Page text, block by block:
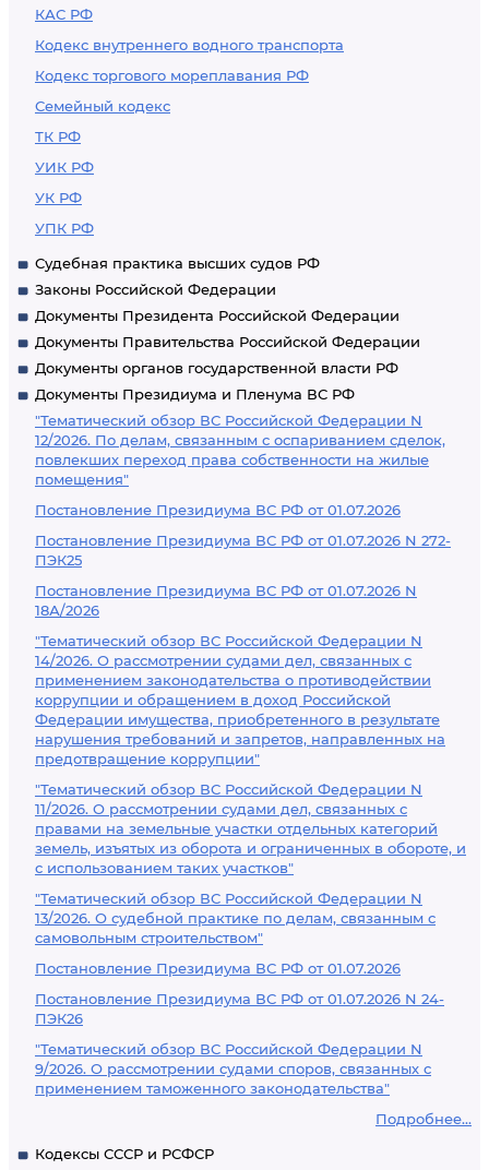
КАС РФ
Кодекс внутреннего водного транспорта
Кодекс торгового мореплавания РФ
Семейный кодекс
ТК РФ
УИК РФ
УК РФ
УПК РФ
Судебная практика высших судов РФ
Законы Российской Федерации
Документы Президента Российской Федерации
Документы Правительства Российской Федерации
Документы органов государственной власти РФ
Документы Президиума и Пленума ВС РФ
"Тематический обзор ВС Российской Федерации N
12/2026. По делам, связанным с оспариванием сделок,
повлекших переход права собственности на жилые
помещения"
Постановление Президиума ВС РФ от 01.07.2026
Постановление Президиума ВС РФ от 01.07.2026 N 272-
ПЭК25
Постановление Президиума ВС РФ от 01.07.2026 N
18А/2026
"Тематический обзор ВС Российской Федерации N
14/2026. О рассмотрении судами дел, связанных с
применением законодательства о противодействии
коррупции и обращением в доход Российской
Федерации имущества, приобретенного в результате
нарушения требований и запретов, направленных на
предотвращение коррупции"
"Тематический обзор ВС Российской Федерации N
11/2026. О рассмотрении судами дел, связанных с
правами на земельные участки отдельных категорий
земель, изъятых из оборота и ограниченных в обороте, и
с использованием таких участков"
"Тематический обзор ВС Российской Федерации N
13/2026. О судебной практике по делам, связанным с
самовольным строительством"
Постановление Президиума ВС РФ от 01.07.2026
Постановление Президиума ВС РФ от 01.07.2026 N 24-
ПЭК26
"Тематический обзор ВС Российской Федерации N
9/2026. О рассмотрении судами споров, связанных с
применением таможенного законодательства"
Подробнее...
Кодексы СССР и РСФСР